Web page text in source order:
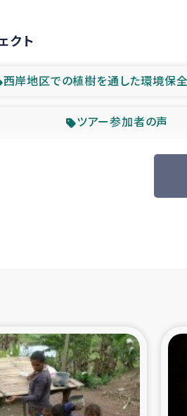
クト
西岸地区での植樹を通した環境保
ツアー参加者の声
緊急救援の時代
東ティモール豪雨緊急支
スリランカ 緊急人道支援
ンカの南北女性をつなぐサリー・リ